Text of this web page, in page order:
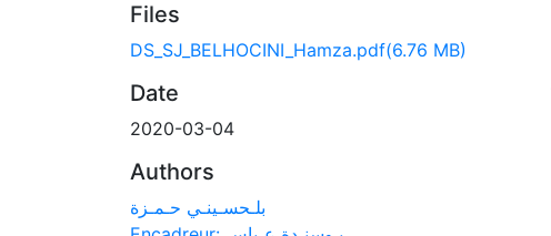
Files
DS_SJ_BELHOCINI_Hamza.pdf(6.76 MB)
Date
2020-03-04
Authors
بلـحسـينـي حـمـزة